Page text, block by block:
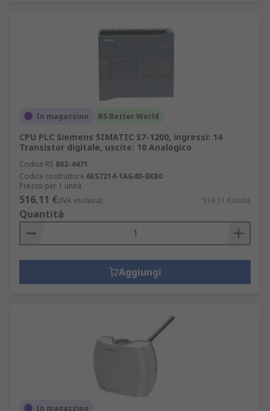
In magazzino RS Better World
CPU PLC Siemens SIMATIC S7-1200, ingressi: 14
Transistor digitale, uscite: 10 Analogico
Codice RS 862-4471
Codice costruttore 6ES7214-1AG40-0XB0
Prezzo per 1 unità
516,11 €(IVA esclusa) 516,11 €/unità
Quantità
Aggiungi
In magazzino